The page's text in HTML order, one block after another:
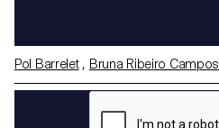
Pol Barrelet, Bruna Ribeiro Campos